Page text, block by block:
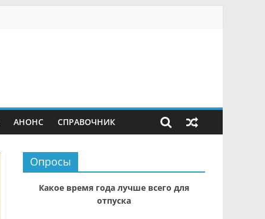
АНОНС СПРАВОЧНИК
Опросы
Какое время года лучше всего для
отпуска